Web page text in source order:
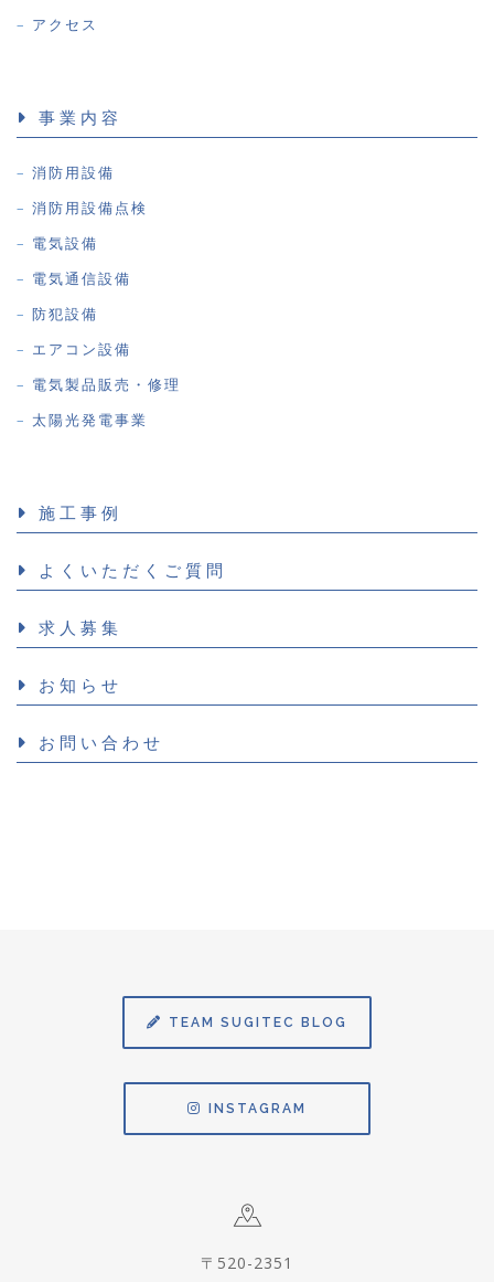
アクセス
事業内容
消防用設備
消防用設備点検
電気設備
電気通信設備
防犯設備
エアコン設備
電気製品販売・修理
太陽光発電事業
施工事例
よくいただくご質問
求人募集
お知らせ
お問い合わせ
TEAM SUGITEC BLOG
INSTAGRAM
〒520-2351